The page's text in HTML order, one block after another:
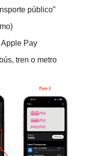
público”
Pay
tren o metro